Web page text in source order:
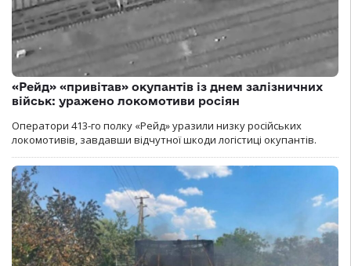
«Рейд» «привітав» окупантів із днем залізничних
військ: уражено локомотиви росіян
Оператори 413-го полку «Рейд» уразили низку російських
локомотивів, завдавши відчутної шкоди логістиці окупантів.